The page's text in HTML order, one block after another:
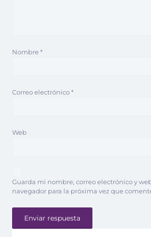
Nombre*
Correo electrónico*
Web
Guarda mi nombre, correo electrónico y
navegador para la próxima vez que